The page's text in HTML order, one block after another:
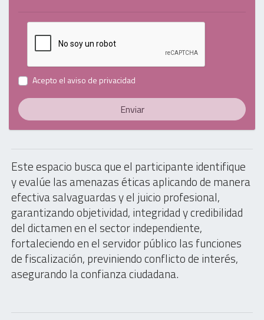
Este espacio busca que el participante identifique
y evalúe las amenazas éticas aplicando de manera
efectiva salvaguardas y el juicio profesional,
garantizando objetividad, integridad y credibilidad
del dictamen en el sector independiente,
fortaleciendo en el servidor público las funciones
de fiscalización, previniendo conflicto de interés,
asegurando la confianza ciudadana.
Acepto el aviso de privacidad
Enviar